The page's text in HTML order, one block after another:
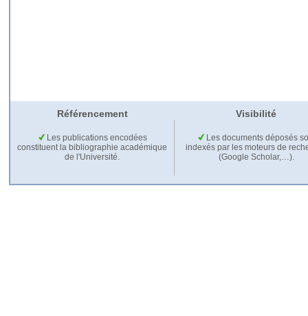
Référencement Visibilité
Les publications encodées
constituent la bibliographie académique
de l'Université.
Les documents déposés
indexés par les moteurs de
(Google Scholar,…).